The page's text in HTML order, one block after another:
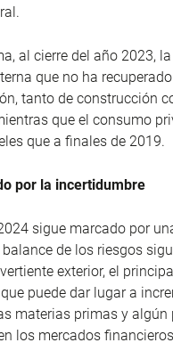
al cierre del año 2023,
que no ha
tanto de construcción
que el consumo
que a finales de 2019.
por la incertidumbre
sigue marcado por
de los riesgos
exterior, el
puede dar lugar a
materias primas y algún
los mercados